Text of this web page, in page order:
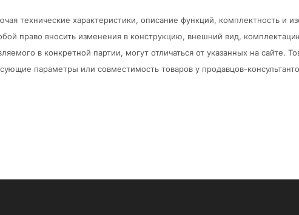
технические характеристики, описание функций, комплектность и
право вносить изменения в конструкцию, внешний вид,
в конкретной партии, могут отличаться от указанных на
параметры или совместимость товаров у продавцов-